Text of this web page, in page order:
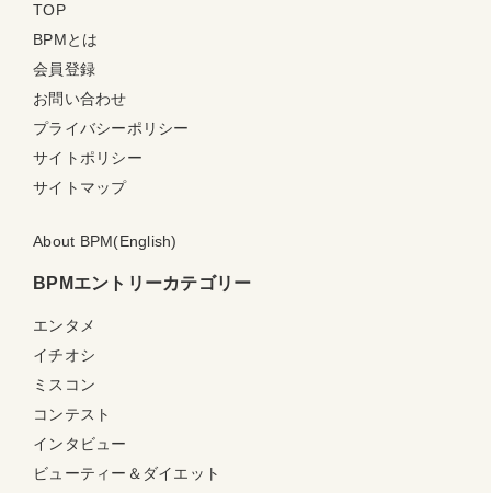
TOP
BPMとは
会員登録
お問い合わせ
プライバシーポリシー
サイトポリシー
サイトマップ
About BPM(English)
BPMエントリーカテゴリー
エンタメ
イチオシ
ミスコン
コンテスト
インタビュー
ビューティー＆ダイエット